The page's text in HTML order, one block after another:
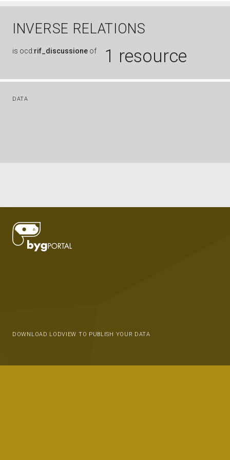
INVERSE RELATIONS
is ocd:rif_discussione of 1 resource
DATA
DOWNLOAD LODVIEW TO PUBLISH YOUR DATA